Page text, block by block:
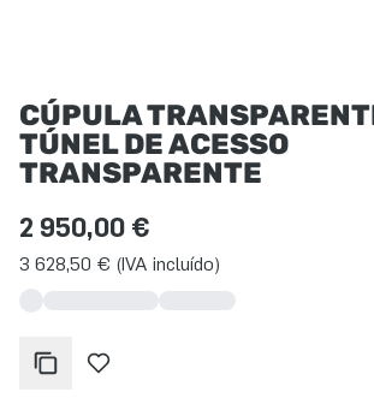
CÚPULA
TÚNEL DE ACESSO
TRANSPARENTE
2 950,00 €
3 628,50 € (IVA incluído)